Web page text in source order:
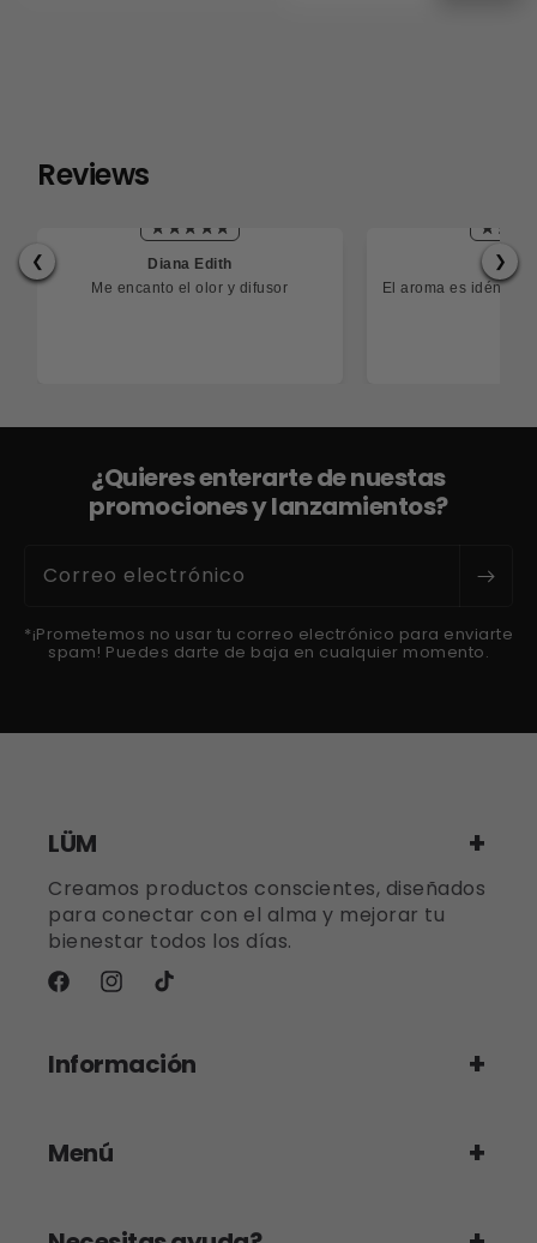
Reviews
❮ ❯
Diana Edith
Me encanto el olor y difusor
El aroma es idéntico,
¿Quieres enterarte de nuestas
promociones y lanzamientos?
Correo electrónico
*¡Prometemos no usar tu correo electrónico para enviarte
spam! Puedes darte de baja en cualquier momento.
LÜM
Creamos productos conscientes, diseñados
para conectar con el alma y mejorar tu
bienestar todos los días.
FacebookInstagramTikTok
Información
Menú